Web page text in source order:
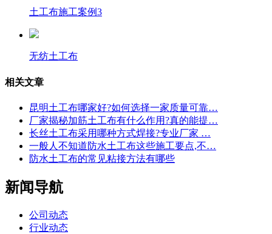
土工布施工案例3
无纺土工布
相关文章
昆明土工布哪家好?如何选择一家质量可靠…
厂家揭秘加筋土工布有什么作用?真的能提…
长丝土工布采用哪种方式焊接?专业厂家 …
一般人不知道防水土工布这些施工要点,不…
防水土工布的常见粘接方法有哪些
新闻导航
公司动态
行业动态